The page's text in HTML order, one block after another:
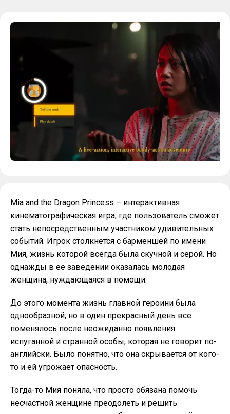
Mia and the Dragon Princess – интерактивная
кинематографическая игра, где пользователь сможет
стать непосредственным участником удивительных
событий. Игрок столкнется с барменшей по имени
Мия, жизнь которой всегда была скучной и серой. Но
однажды в её заведении оказалась молодая
женщина, нуждающаяся в помощи.
До этого момента жизнь главной героини была
однообразной, но в один прекрасный день все
поменялось после неожиданно появления
испуганной и странной особы, которая не говорит по-
английски. Было понятно, что она скрывается от кого-
то и ей угрожает опасность.
Тогда-то Мия поняла, что просто обязана помочь
несчастной женщине преодолеть и решить